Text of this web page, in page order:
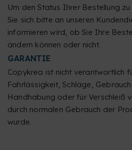
Um den Status Ihrer Bestellung
Sie sich bitte an unseren
informieren wird, ob Sie Ihre
ändern können oder nicht.
GARANTIE
Copykrea ist nicht verantwortlich
Fahrlässigkeit, Schläge,
Handhabung oder für Verschleiß
durch normalen Gebrauch der
wurde.